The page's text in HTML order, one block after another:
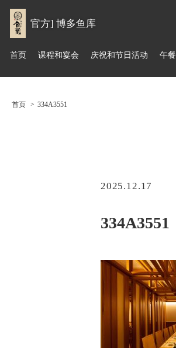
官方] 博多鱼库
首页 课程和宴会 庆祝和节日活动 午餐
首页 334A3551
2025.12.17
334A3551